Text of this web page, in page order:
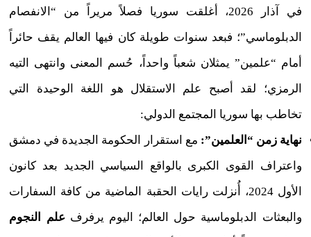
في آذار 2026، أغلقت سوريا فصلاً مريراً من “الانفصام
الدبلوماسي”؛ فبعد سنوات طويلة كان فيها العالم يقف حائراً
أمام “علمين” يمثلان شعباً واحداً، حُسم المعنى وانتهى التيه
الرمزي؛ لقد أصبح علم الاستقلال هو اللغة الوحيدة التي
تخاطب بها سوريا المجتمع الدولي:
نهاية زمن “العلمين”: مع استقرار الحكومة الجديدة في دمشق
واعتراف القوى الكبرى بالواقع السياسي الجديد بعد كانون
الأول 2024، أُنزلت رايات الحقبة الماضية من كافة السفارات
والبعثات الدبلوماسية حول العالم؛ اليوم يرفرفعلم النجوم